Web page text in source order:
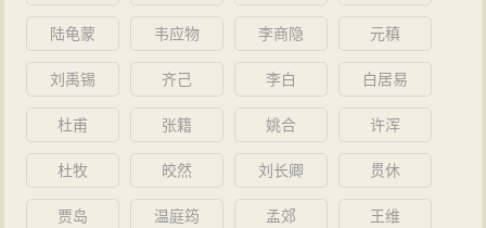
陆龟蒙 韦应物 李商隐 元稹
刘禹锡 齐己 李白 白居易
杜甫 张籍 姚合 许浑
杜牧 皎然 刘长卿 贯休
贾岛 温庭筠 孟郊 王维